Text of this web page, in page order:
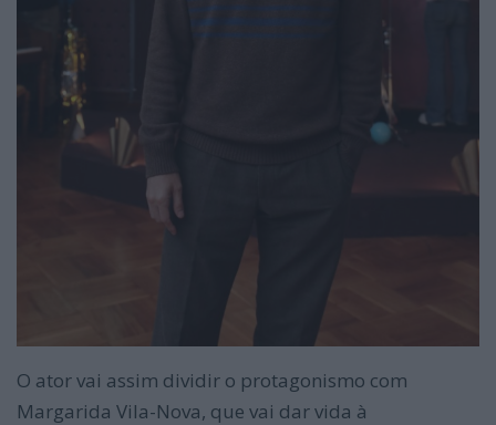
O ator vai assim dividir o protagonismo com
Margarida Vila-Nova, que vai dar vida à